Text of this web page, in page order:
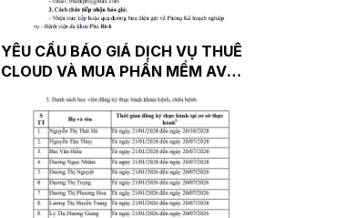
YÊU CẦU BÁO GIÁ DỊCH VỤ THUÊ
CLOUD VÀ MUA PHẦN MỀM AV